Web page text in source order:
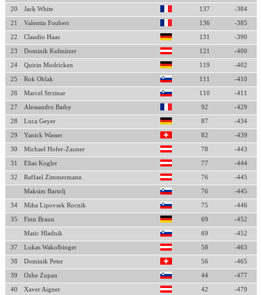
20 Jack White 137 -384
21 Valentin Foubert 136 -385
22 Claudio Haas 131 -390
23 Dominik Kulmitzer 121 -400
24 Quirin Modricken 119 -402
25 Rok Oblak 111 -410
26 Marcel Strzinar 110 -411
27 Alessandro Batby 92 -429
28 Luca Geyer 87 -434
29 Yanick Wasser 82 -439
30 Michael Hofer-Zauner 78 -443
31 Elias Kogler 77 -444
32 Raffael Zimmermann 76 -445
Maksim Bartolj 76 -445
34 Miha Lipovsek Rocnik 75 -446
35 Finn Braun 69 -452
Matic Hladnik 69 -452
37 Lukas Wakolbinger 58 -463
38 Dominik Peter 56 -465
39 Ozbe Zupan 44 -477
40 Xaver Aigner 42 -479